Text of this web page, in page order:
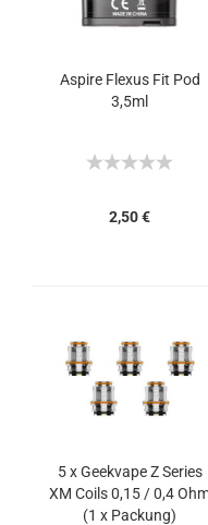
Aspire Flexus Fit Pod
3,5ml
2,50 €
5 x Geekvape Z Series
XM Coils 0,15 / 0,4
(1 x Packung)